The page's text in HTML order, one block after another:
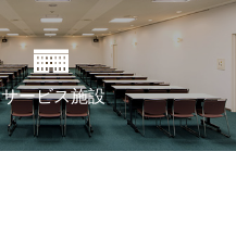
サービス施設